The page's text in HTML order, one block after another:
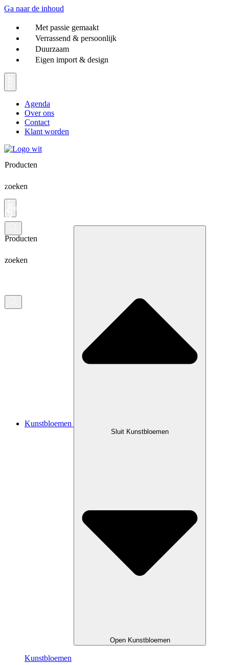
Ga naar de inhoud
Met passie gemaakt
Verrassend & persoonlijk
Duurzaam
Eigen import & design
Agenda
Over ons
Contact
Klant worden
Producten
zoeken
Producten
zoeken
Kunstbloemen
Sluit Kunstbloemen
Open Kunstbloemen
Kunstbloemen